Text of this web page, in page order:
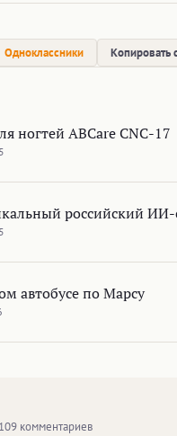
Одноклассники Копировать
ногтей ABCare CNC-17
российский
автобусе по Марсу
комментариев